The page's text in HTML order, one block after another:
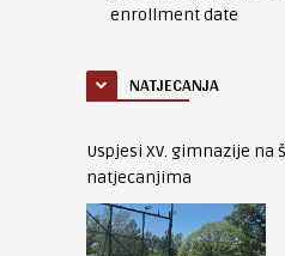
enrollment date
NATJECANJA
Uspjesi XV. gimnazije
natjecanjima